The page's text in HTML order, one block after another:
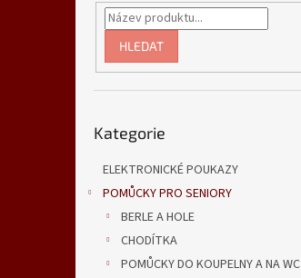
HLEDAT
kategorie
Kategorie
ELEKTRONICKÉ POUKAZY
POMŮCKY PRO SENIORY
BERLE A HOLE
CHODÍTKA
POMŮCKY DO KOUPELNY A NA WC